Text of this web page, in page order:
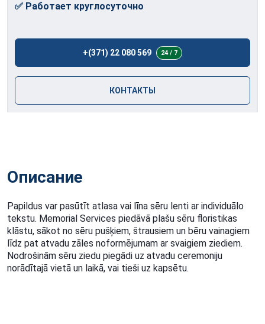
✅ Работает круглосуточно
+(371) 22 080 569 24 / 7
КОНТАКТЫ
Описание
Papildus var pasūtīt atlasa vai līna sēru lenti ar individuālo
tekstu. Memorial Services piedāvā plašu sēru floristikas
klāstu, sākot no sēru pušķiem, štrausiem un bēru vainagiem
līdz pat atvadu zāles noformējumam ar svaigiem ziediem.
Nodrošinām sēru ziedu piegādi uz atvadu ceremoniju
norādītajā vietā un laikā, vai tieši uz kapsētu.